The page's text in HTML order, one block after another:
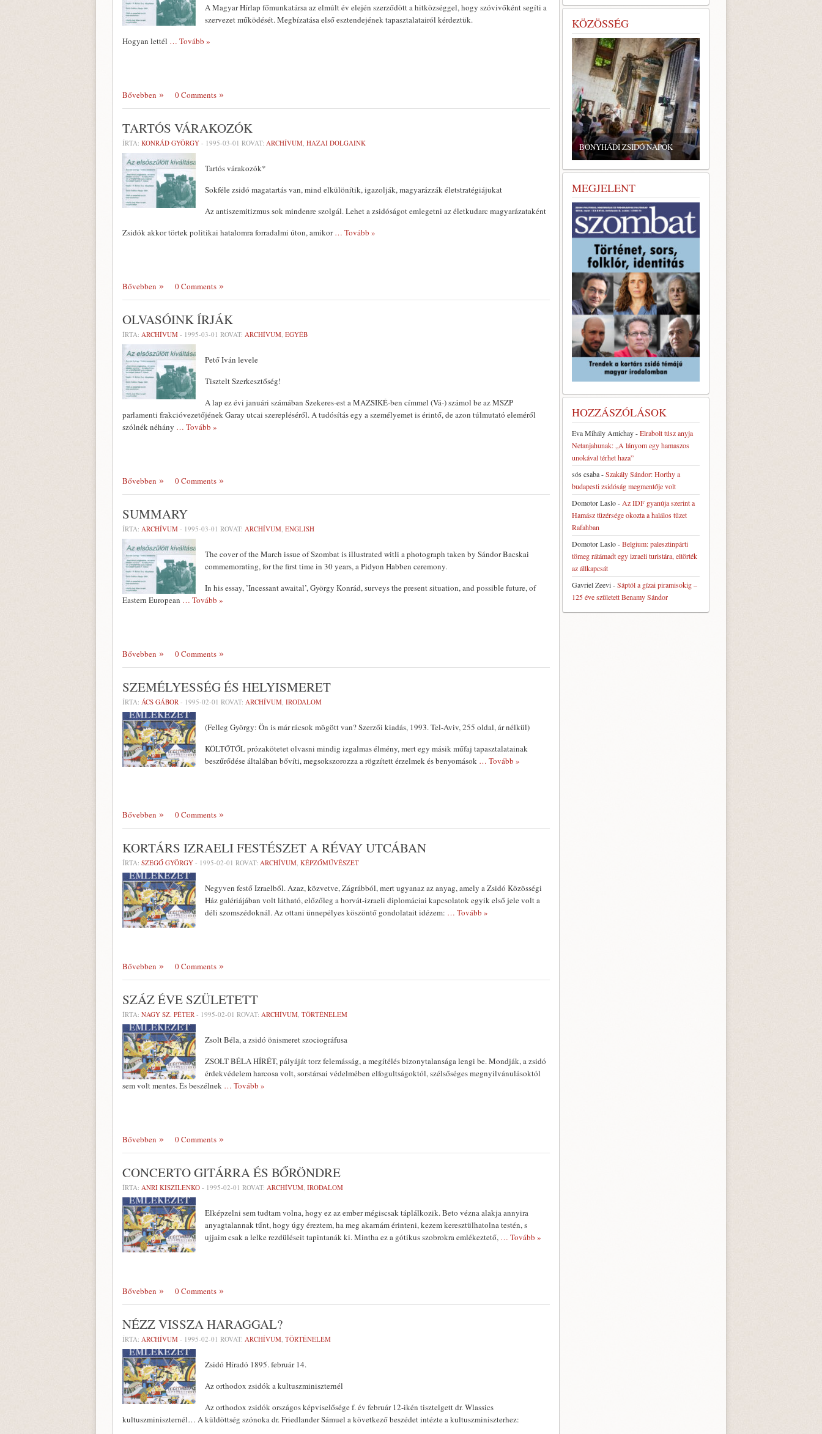
A Magyar Hírlap főmunkatársa az elmúlt év elején szerződött a hitközséggel, hogy szóvivőként segíti a
szervezet működését. Megbízatása első esztendejének tapasztalatairól kérdeztük.
Hogyan lettél … Tovább »
Bővebben 0 Comments
TARTÓS VÁRAKOZÓK
ÍRTA: KONRÁD GYÖRGY - 1995-03-01 ROVAT: ARCHÍVUM, HAZAI DOLGAINK
Tartós várakozók*
Sokféle zsidó magatartás van, mind elkülönítik, igazolják, magyarázzák életstratégiájukat
Az antiszemitizmus sok min­denre szolgál. Lehet a zsidóságot emlegetni az életkudarc magyarázataként
Zsidók akkor törtek politikai hatalomra forradalmi úton, amikor… Tovább »
Bővebben 0 Comments
OLVASÓINK ÍRJÁK
ÍRTA: ARCHÍVUM - 1995-03-01 ROVAT: ARCHÍVUM, EGYÉB
Pető Iván levele
Tisztelt Szerkesztőség!
A lap ez évi januári számában Szekeres-est a MAZSIKÉ-ben címmel (Vá-) számol be az MSZP
parlamenti frakcióvezetőjének Garay utcai szerepléséről. A tudósítás egy a személyemet is érintő, de azon túlmutató eleméről
szólnék néhány … Tovább »
Bővebben 0 Comments
SUMMARY
ÍRTA: ARCHÍVUM - 1995-03-01 ROVAT: ARCHÍVUM, ENGLISH
The cover of the March issue of Szombat is illustrated witli a photograph taken by Sándor Bacskai
commemorating, for the first time in 30 years, a Pidyon Habben ceremony.
In his essay, ’Incessant awaital’, György Konrád, surveys the present situation, and possible future, of
Eastern European … Tovább »
Bővebben 0 Comments
SZEMÉLYESSÉG ÉS HELYISMERET
ÍRTA: ÁCS GÁBOR - 1995-02-01 ROVAT: ARCHÍVUM, IRODALOM
(Felleg György: Ön is már rácsok mögött van? Szerzői kiadás, 1993. Tel-Aviv, 255 oldal, ár nélkül)
KÖLTŐTŐL prózakötetet olvas­ni mindig izgalmas élmény, mert egy másik műfaj ta­pasztalatainak
beszűrődése általában bővíti, megsokszorozza a rögzített ér­zelmek és benyomások … Tovább »
Bővebben 0 Comments
KORTÁRS IZRAELI FESTÉSZET A RÉVAY UTCÁBAN
ÍRTA: SZEGŐ GYÖRGY - 1995-02-01 ROVAT: ARCHÍVUM, KÉPZŐMŰVÉSZET
Negyven festő Izraelből. Azaz, közvetve, Zágrábból, mert ugyanaz az anyag, amely a Zsidó Közösségi
Ház galériájában volt látható, előzőleg a horvát-izraeli diplomáciai kapcsolatok egyik első jele volt a
déli szomszédoknál. Az ottani ünnepélyes köszöntő gondolatait idézem: … Tovább »
Bővebben 0 Comments
SZÁZ ÉVE SZÜLETETT
ÍRTA: NAGY SZ. PÉTER - 1995-02-01 ROVAT: ARCHÍVUM, TÖRTÉNELEM
Zsolt Béla, a zsidó önismeret szociográfusa
ZSOLT BÉLA HÍRÉT, pályáját torz felemásság, a megítélés bizonytalansága lengi be. Mondják, a zsidó
érdekvédelem harcosa volt, sorstársai védelmében el­fogultságoktól, szélsőséges megnyilvánulásoktól
sem volt mentes. És beszélnek … Tovább »
Bővebben 0 Comments
CONCERTO GITÁRRA ÉS BŐRÖNDRE
ÍRTA: ANRI KISZILENKO - 1995-02-01 ROVAT: ARCHÍVUM, IRODALOM
Elképzelni sem tudtam volna, hogy ez az ember mégiscsak táplálkozik. Beto vézna alakja annyi­ra
anyagtalannak tűnt, hogy úgy éreztem, ha meg akarnám érinteni, kezem keresztülhatolna testén, s
ujjaim csak a lelke rezdüléseit tapintanák ki. Mintha ez a gótikus szobrokra emlékeztető, … Tovább »
Bővebben 0 Comments
NÉZZ VISSZA HARAGGAL?
ÍRTA: ARCHÍVUM - 1995-02-01 ROVAT: ARCHÍVUM, TÖRTÉNELEM
Zsidó Híradó 1895. február 14.
Az orthodox zsidók a kultuszminiszternél
Az orthodox zsidók országos képviselősége f. év február 12-ikén tisztelgett dr. Wlassics
kultuszminiszternél… A küldöttség szónoka dr. Friedlander Sámuel a következő beszé­det intézte a kultuszminiszterhez:
KÖZÖSSÉG
BONYHÁDI ZSIDÓ NAPOK
MEGJELENT
HOZZÁSZÓLÁSOK
Eva Mihály Amichay-Elrabolt túsz anyja
Netanjahunak: „A lányom egy hamaszos
unokával térhet haza”
sós csaba-Szakály Sándor: Horthy a
budapesti zsidóság megmentője volt
Domotor Laslo- Az IDF gyanúja szerint a
Hamász tüzérsége okozta a halálos tüzet
Rafahban
Domotor Laslo-Belgium: palesztinpárti
tömeg rátámadt egy izraeli turistára, eltörték
az állkapcsát
Gavriel Zeevi-Sáptól a gízai piramisokig –
125 éve született Benamy Sándor